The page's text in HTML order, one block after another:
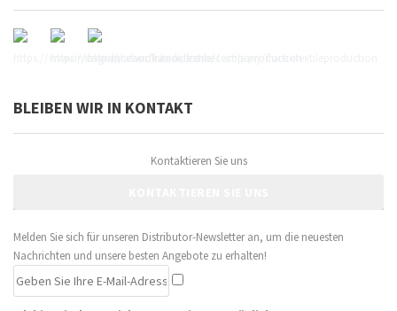
BLEIBEN WIR IN KONTAKT
Kontaktieren Sie uns
Melden Sie sich für unseren Distributor-Newsletter an, um die neuesten
Nachrichten und unsere besten Angebote zu erhalten!